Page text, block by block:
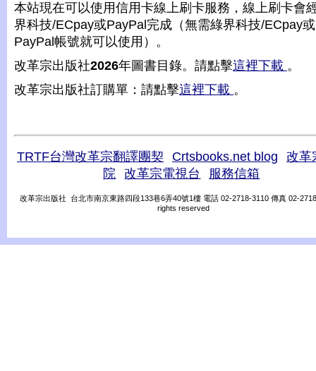
本站現在可以使用信用卡線上刷卡服務，線上刷卡會
界科技/ECpay或PayPal完成（無需綠界科技/ECpay或
PayPal帳號就可以使用）。
改革宗出版社2026年圖書目錄。請點擊這裡下載 。
改革宗出版社訂購單：請點擊這裡下載 。
TRTF台灣改革宗翻譯團契 Crtsbooks.net blog
改革
院
改革宗電視台 服務信箱
改革宗出版社 台北市南京東路四段133巷6弄40號1樓 電話 02-2718-3110 傳真 02-
rights reserved